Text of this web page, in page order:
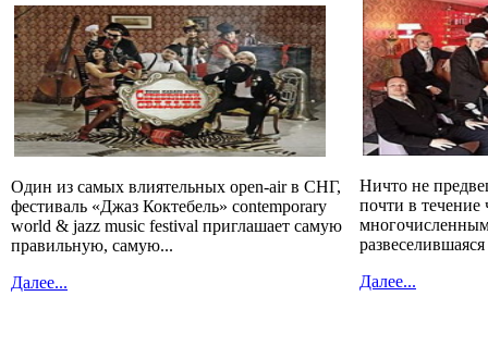
Один из самых влиятельных open-air в СНГ,
фестиваль «Джаз Коктебель» contemporary
world & jazz music festival приглашает самую
правильную, самую...
Далее...
Ничто не
почти в течение
Далее...